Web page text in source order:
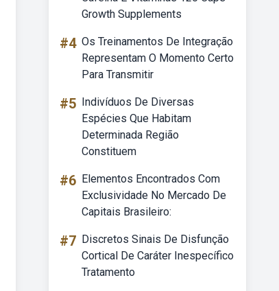
Growth Supplements
#4 Os Treinamentos De Integração
Representam O Momento Certo
Para Transmitir
#5 Indivíduos De Diversas
Espécies Que Habitam
Determinada Região
Constituem
#6 Elementos Encontrados Com
Exclusividade No Mercado De
Capitais Brasileiro:
#7 Discretos Sinais De Disfunção
Cortical De Caráter Inespecífico
Tratamento